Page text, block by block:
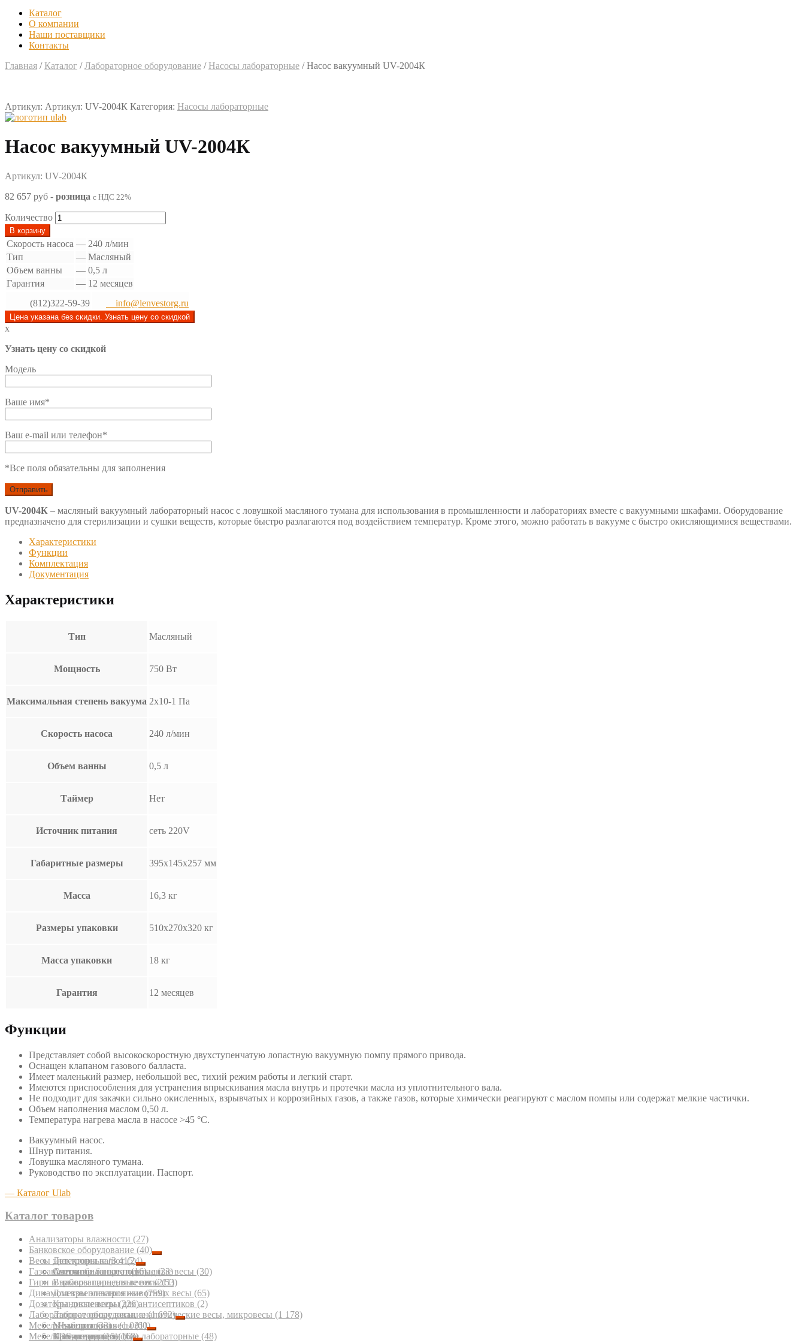
Каталог
О компании
Наши поставщики
Контакты
Главная / Каталог /Лабораторное оборудование / Насосы лабораторные /Насос вакуумный UV-2004К
Артикул: Артикул: UV-2004К Категория: Насосы лабораторные
Насос вакуумный UV-2004К
Артикул: UV-2004К
82 657 руб - розница с НДС 22%
Количество
В корзину
Скорость насоса — 240 л/мин
Тип
— Масляный
Объем ванны
— 0,5 л
Гарантия
— 12 месяцев
(812)322-59-39
info@lenvestorg.ru
Цена указана без скидки. Узнать цену со скидкой
x
Узнать цену со скидкой
Модель
Ваше имя*
Ваш e-mail или телефон*
*Все поля обязательны для заполнения
UV-2004К – масляный вакуумный лабораторный насос с ловушкой масляного тумана для использования в промышленности и лабораториях вместе с вакуумными шкафами. Оборудование
предназначено для стерилизации и сушки веществ, которые быстро разлагаются под воздействием температур. Кроме этого, можно работать в вакууме с быстро окисляющимися веществами.
Характеристики
Функции
Комплектация
Документация
Характеристики
Тип Масляный
Мощность 750 Вт
Максимальная степень вакуума 2х10-1 Па
Скорость насоса 240 л/мин
Объем ванны 0,5 л
Таймер Нет
Источник питания сеть 220V
Габаритные размеры 395х145х257 мм
Масса 16,3 кг
Размеры упаковки 510х270х320 кг
Масса упаковки 18 кг
Гарантия 12 месяцев
Функции
Представляет собой высокоскоростную двухступенчатую лопастную вакуумную помпу прямого привода.
Оснащен клапаном газового балласта.
Имеет маленький размер, небольшой вес, тихий режим работы и легкий старт.
Имеются приспособления для устранения впрыскивания масла внутрь и протечки масла из уплотнительного вала.
Не подходит для закачки сильно окисленных, взрывчатых и коррозийных газов, а также газов, которые химически реагируют с маслом помпы или содержат мелкие частички.
Объем наполнения маслом 0,50 л.
Температура нагрева масла в насосе >45 °С.
Вакуумный насос.
Шнур питания.
Ловушка масляного тумана.
Руководство по эксплуатации. Паспорт.
— Каталог Ulab
Каталог товаров
Анализаторы влажности (27)
Банковское оборудование (40)
Детекторы валют(24)
Счетчики банкнот(16)
Весы электронные(3 415)
Автомобильные подкладные весы (30)
Взрывозащищенные весы(53)
Для взвешивания животных весы (65)
Крановые весы(226)
Лабораторные весы, аналитические весы, микровесы (1 178)
Медицинские весы(60)
Паллетные весы(68)
Газоанализаторы портативные(23)
Гири и наборы гирь для весов(211)
Динамометры электронные(759)
Дозаторы диспенсеры для антисептиков (2)
Лабораторное оборудование(1 692)
pH-метры(33)
TDS-метры(15)
Мебель лабораторная(1 031)
Кресла медицинские лабораторные (48)
Мебель медицинская(11)